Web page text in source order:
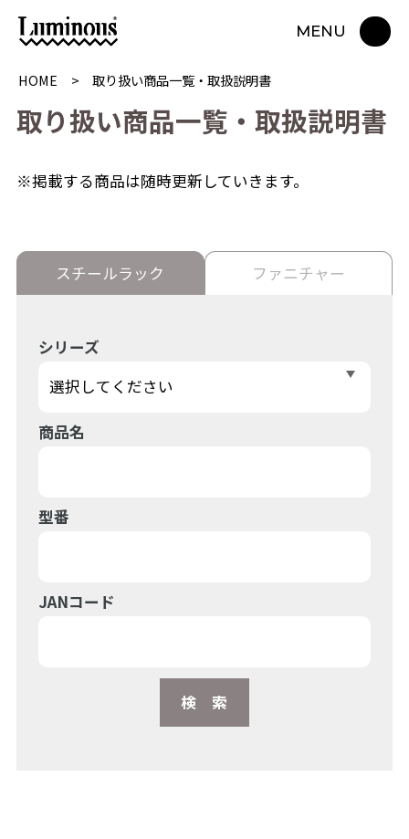
MENU
HOME 取り扱い商品一覧・取扱説明書
取り扱い商品一覧 ・ 取扱説明書
※掲載する商品は随時更新していきます。
スチールラック ファニチャー
シリーズ
商品名
型番
JANコード